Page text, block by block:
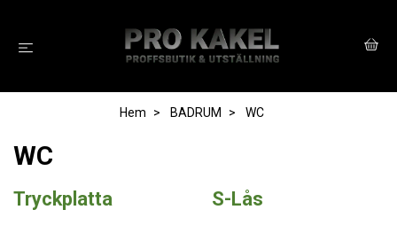
Hem BADRUM WC
WC
Tryckplatta S-Lås